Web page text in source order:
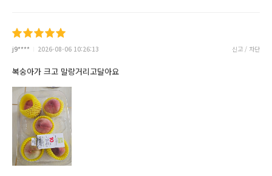
j9**** 2026-08-06 10:26:13 신고 / 차단
복숭아가 크고 말랑거리고달아요